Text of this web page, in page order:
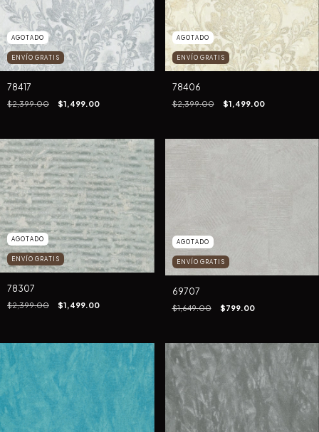
AGOTADO
ENVÍO GRATIS
78417
$2,399.00 $1,499.00
AGOTADO
ENVÍO GRATIS
78406
$2,399.00 $1,499.00
AGOTADO
ENVÍO GRATIS
78307
$2,399.00 $1,499.00
AGOTADO
ENVÍO GRATIS
69707
$1,649.00 $799.00